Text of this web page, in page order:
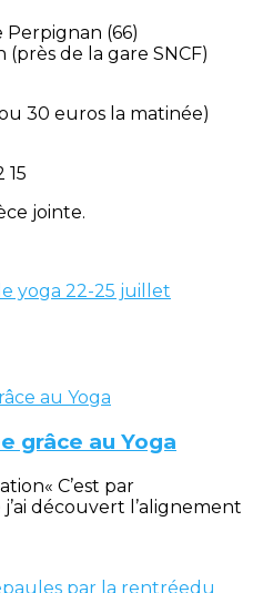
Perpignan (66)
de la gare SNCF)
30 euros la matinée)
15
jointe.
yoga 22-25 juillet
grâce au Yoga
C’est par
découvert l’alignement